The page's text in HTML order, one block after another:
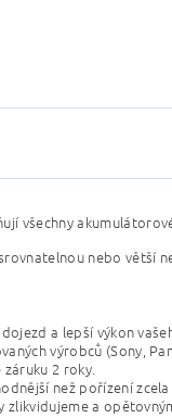
všechny
nebo větší
a lepší výkon
výrobců (Sony,
2 roky.
než pořízení
zlikvidujeme a